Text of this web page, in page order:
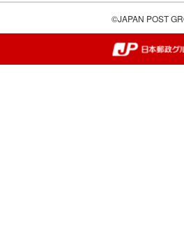
©JAPAN POST